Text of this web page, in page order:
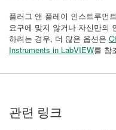
플러그 앤 플레이 인스트루먼
요구에 맞지 않거나 자신만의
하려는 경우, 더 많은 옵션은
Instruments in LabVIEW를 참
관련 링크